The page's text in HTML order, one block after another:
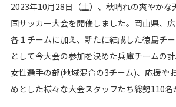
2023年10月28日（土）、秋晴れの爽やかな
国サッカー大会を開催しました。岡山県、
各１チームに加え、新たに結成した徳島チ
として今大会の参加を決めた兵庫チームの計
女性選手の部(地域混合の3チーム)、応援や
めとした様々な大会スタッフたち総勢110名